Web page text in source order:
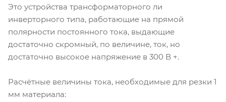
Это устройства трансформаторного ли
инверторного типа, работающие на прямой
полярности постоянного тока, выдающие
достаточно скромный, по величине, ток, но
достаточно высокое напряжение в 300 В +.
Расчётные величины тока, необходимые для резки 1
мм материала: